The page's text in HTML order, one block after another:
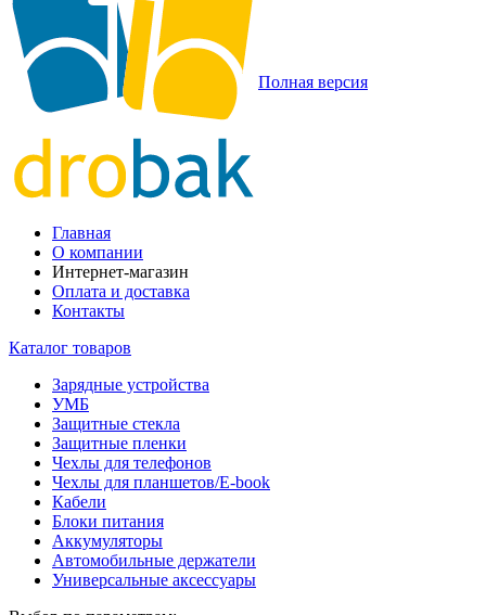
Полная версия
Главная
О компании
Интернет-магазин
Оплата и доставка
Контакты
Каталог товаров
Зарядные устройства
УМБ
Защитные стекла
Защитные пленки
Чехлы для телефонов
Чехлы для планшетов/E-book
Кабели
Блоки питания
Аккумуляторы
Автомобильные держатели
Универсальные аксессуары